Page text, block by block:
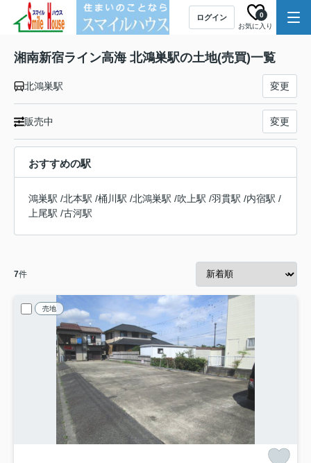
ログイン
お気に入り
0
湘南新宿ライン高海 北鴻巣駅の土地(売買)一覧
北鴻巣駅 変更
販売中 変更
おすすめの駅
鴻巣駅 /北本駅 /桶川駅 /北鴻巣駅 /吹上駅 /羽貫駅 /内宿駅 /
上尾駅 /古河駅
7件
売地